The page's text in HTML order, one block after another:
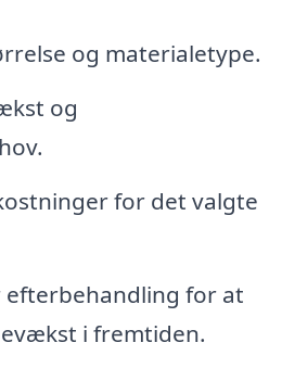
og materialetype.
og
for det valgte
efterbehandling for at
i fremtiden.